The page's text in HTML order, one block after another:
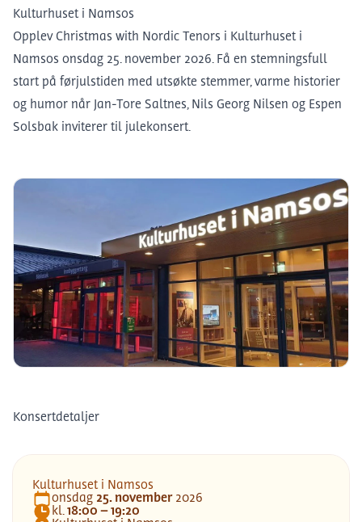
Kulturhuset i Namsos
Opplev Christmas with Nordic Tenors i Kulturhuset i
Namsos onsdag 25. november 2026. Få en stemningsfull
start på førjulstiden med utsøkte stemmer, varme historier
og humor når Jan-Tore Saltnes, Nils Georg Nilsen og Espen
Solsbak inviterer til julekonsert.
Konsertdetaljer
Kulturhuset i Namsos
Dato
onsdag 25.november 2026
kl.18:00 – 19:20